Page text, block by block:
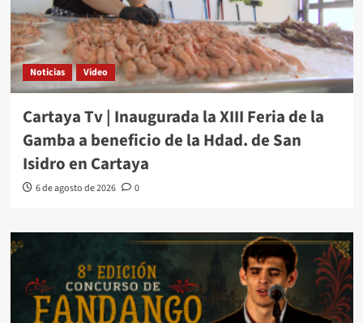
Noticias Video
Cartaya Tv | Inaugurada la XIII Feria de la
Gamba a beneficio de la Hdad. de San
Isidro en Cartaya
6 de agosto de 2026 0